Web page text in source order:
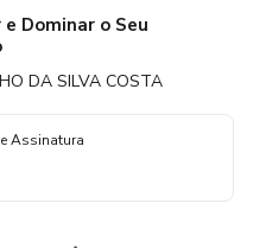
e Dominar o Seu
DA SILVA COSTA
Assinatura